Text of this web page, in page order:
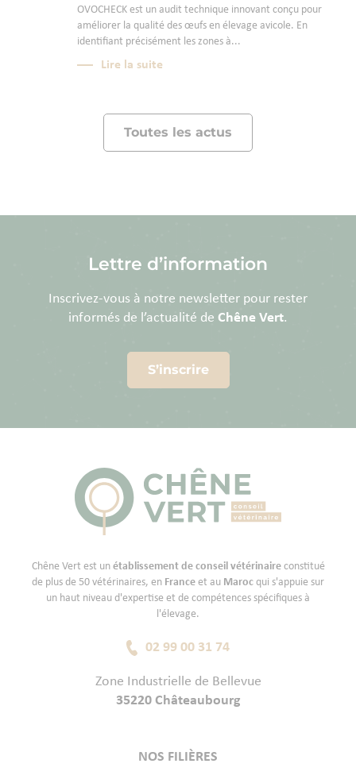
OVOCHECK est un audit technique innovant conçu pour
améliorer la qualité des œufs en élevage avicole. En
identifiant précisément les zones à...
Lire la suite
Toutes les actus
Lettre d’information
Inscrivez-vous à notre newsletter pour rester
informés de l’actualité de Chêne Vert.
S’inscrire
Chêne Vert est un établissement de conseil vétérinaireconstitué
de plus de 50 vétérinaires, en France et au Maroc qui s'appuie sur
un haut niveau d'expertise et de compétences spécifiques à
l'élevage.
02 99 00 31 74
Zone Industrielle de Bellevue
35220 Châteaubourg
NOS FILIÈRES